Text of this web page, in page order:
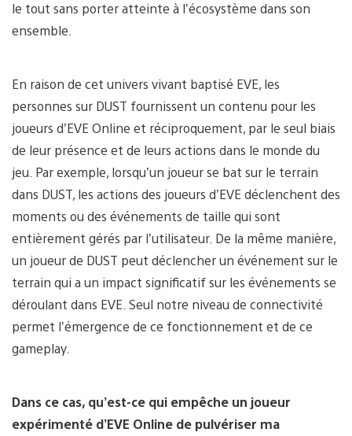
le tout sans porter atteinte à l’écosystème dans son
ensemble.
En raison de cet univers vivant baptisé EVE, les
personnes sur DUST fournissent un contenu pour les
joueurs d’EVE Online et réciproquement, par le seul biais
de leur présence et de leurs actions dans le monde du
jeu. Par exemple, lorsqu’un joueur se bat sur le terrain
dans DUST, les actions des joueurs d’EVE déclenchent des
moments ou des événements de taille qui sont
entièrement gérés par l’utilisateur. De la même manière,
un joueur de DUST peut déclencher un événement sur le
terrain qui a un impact significatif sur les événements se
déroulant dans EVE. Seul notre niveau de connectivité
permet l’émergence de ce fonctionnement et de ce
gameplay.
Dans ce cas, qu’est-ce qui empêche un joueur
expérimenté d’EVE Online de pulvériser ma